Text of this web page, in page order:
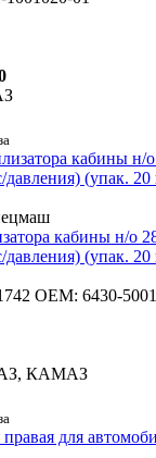
кабины н/о
давления)
OEM: 6430-
КАМАЗ